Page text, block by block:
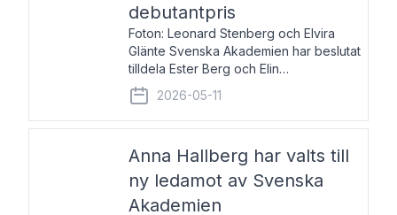
debutantpris
Foton: Leonard Stenberg och Elvira
Glänte Svenska Akademien har beslutat
tilldela Ester Berg och Elin
Michaelsdotter Svenska Akademiens
debutantpris för år 2026. Priset är
nyinstiftat och syftar till att lyfta fram
2026-05-11
Anna Hallberg har valts till
ny ledamot av Svenska
Akademien